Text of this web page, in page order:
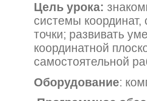
Цель урока:
системы
точки; развивать
координатной
самостоятельной
Оборудование: